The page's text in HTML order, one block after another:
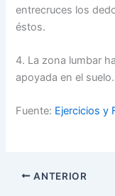
entrecruces los
éstos.
4. La zona lumbar
apoyada en el suelo.
Fuente: Ejercicios y
ANTERIOR